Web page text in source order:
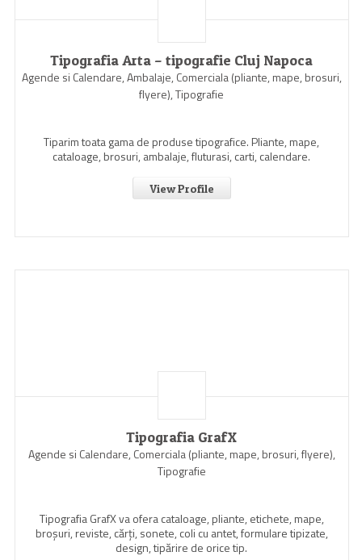
Tipografia Arta – tipografie Cluj Napoca
Agende si Calendare, Ambalaje, Comerciala (pliante, mape, brosuri,
flyere), Tipografie
Tiparim toata gama de produse tipografice. Pliante, mape,
cataloage, brosuri, ambalaje, fluturasi, carti, calendare.
View Profile
Tipografia GrafX
Agende si Calendare, Comerciala (pliante, mape, brosuri, flyere),
Tipografie
Tipografia GrafX va ofera cataloage, pliante, etichete, mape,
broşuri, reviste, cărţi, sonete, coli cu antet, formulare tipizate,
design, tipărire de orice tip.